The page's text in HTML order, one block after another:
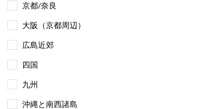
京都/奈良
大阪（京都周辺）
広島近郊
四国
九州
沖縄と南西諸島